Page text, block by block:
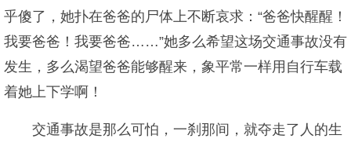
乎傻了，她扑在爸爸的尸体上不断哀求：“爸爸快醒醒！
我要爸爸！我要爸爸……”她多么希望这场交通事故没有
发生，多么渴望爸爸能够醒来，象平常一样用自行车载
着她上下学啊！
交通事故是那么可怕，一刹那间，就夺走了人的生